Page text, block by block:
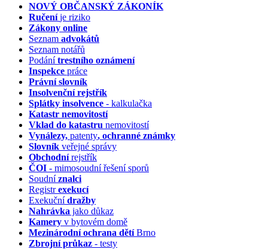
NOVÝ OBČANSKÝ ZÁKONÍK
Ručeníje riziko
Zákony online
Seznam advokátů
Seznam notářů
Podánítrestního oznámení
Inspekce práce
Právní slovník
Insolvenčnírejstřík
Splátky insolvence - kalkulačka
Katastr nemovitostí
Vklad do katastru nemovitostí
Vynálezy, patenty, ochranné známky
Slovník veřejné správy
Obchodnírejstřík
ČOI - mimosoudní řešení sporů
Soudníznalci
Registrexekucí
Exekučnídražby
Nahrávka jako důkaz
Kamery v bytovém domě
Mezinárodní ochrana dětíBrno
Zbrojní průkaz - testy